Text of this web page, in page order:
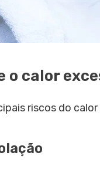
o calor
riscos do